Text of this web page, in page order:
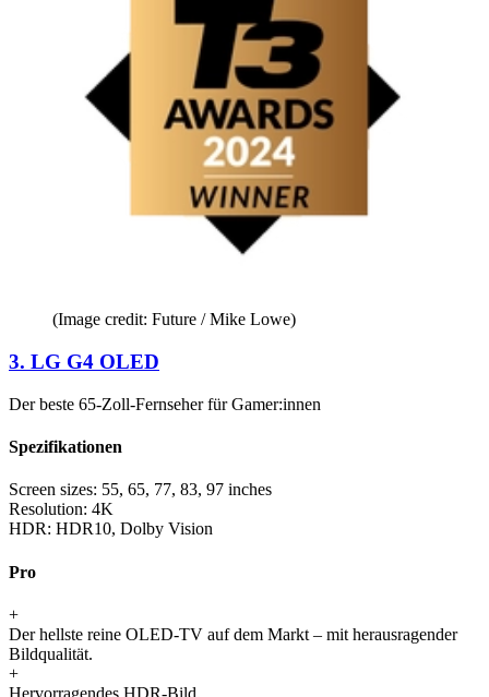
(Image credit: Future / Mike Lowe)
3. LG G4 OLED
Der beste 65-Zoll-Fernseher für Gamer:innen
Spezifikationen
Screen sizes: 55, 65, 77, 83, 97 inches
Resolution: 4K
HDR: HDR10, Dolby Vision
Pro
+
Der hellste reine OLED-TV auf dem Markt – mit herausragender
Bildqualität.
+
Hervorragendes HDR-Bild.